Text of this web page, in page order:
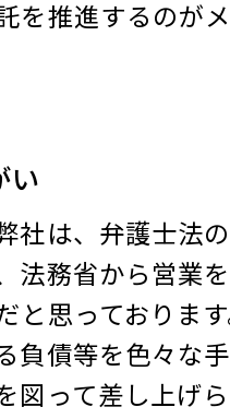
を推進するのが
い
社は、弁護士法
法務省から営業
と思っておりま
負債等を色々な
図って差し上げ